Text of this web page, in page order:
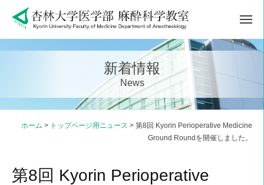
テ
メ
ュ
新着情報
News
ホーム > トップページ用ニュース > 第8回 Kyorin Perioperative Medicine
Ground Roundを開催しました。
第8回 Kyorin Perioperative
ー